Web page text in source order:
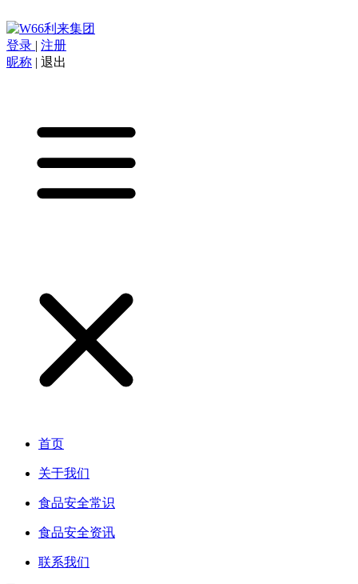
登录 | 注册
昵称 | 退出
首页
关于我们
食品安全常识
食品安全资讯
联系我们